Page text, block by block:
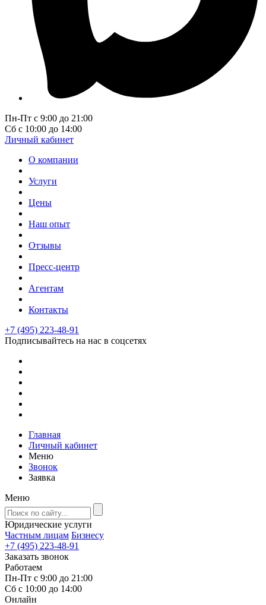
Пн-Пт с 9:00 до 21:00
Сб с 10:00 до 14:00
Личный кабинет
О компании
Услуги
Цены
Наш опыт
Отзывы
Пресс-центр
Агентам
Контакты
+7 (495) 223-48-91
Подписывайтесь на нас в соцсетях
Главная
Личный кабинет
Меню
Звонок
Заявка
Меню
Юридические услуги
Частным лицам Бизнесу
+7 (495) 223-48-91
Заказать звонок
Работаем
Пн-Пт с 9:00 до 21:00
Сб с 10:00 до 14:00
Онлайн